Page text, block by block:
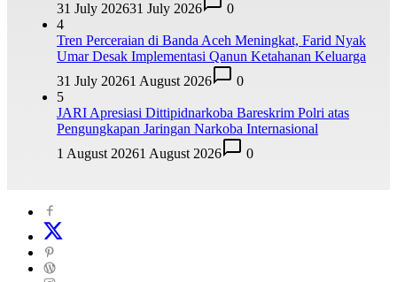
31 July 202631 July 2026
0
4
Tren Perceraian di Banda Aceh Meningkat, Farid Nyak
Umar Desak Implementasi Qanun Ketahanan Keluarga
31 July 20261 August 2026
0
5
JARI Apresiasi Dittipidnarkoba Bareskrim Polri atas
Pengungkapan Jaringan Narkoba Internasional
1 August 20261 August 2026 0